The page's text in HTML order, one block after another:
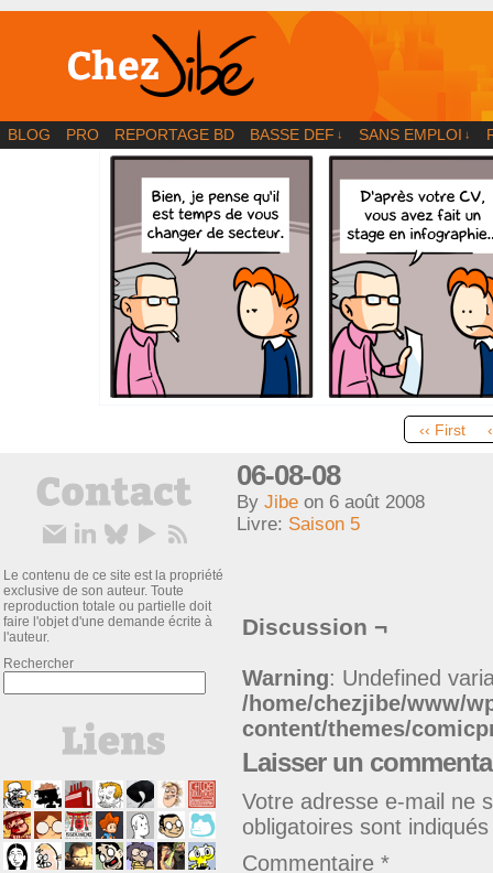
BD | Illustration | Blog
BLOG PRO REPORTAGE BD BASSE DEF ↓ SANS EMPLOI ↓
‹‹ First
Le contenu de ce site est la propriété
exclusive de son auteur. Toute
reproduction totale ou partielle doit
faire l'objet d'une demande écrite à
l'auteur.
Rechercher
06-08-08
By Jibe on 6 août 2008
Livre: Saison 5
Discussion ¬
Warning: Undefined
/home/chezjibe/www/
content/themes/
Laisser un
Votre adresse e-mail ne
obligatoires sont
Commentaire *